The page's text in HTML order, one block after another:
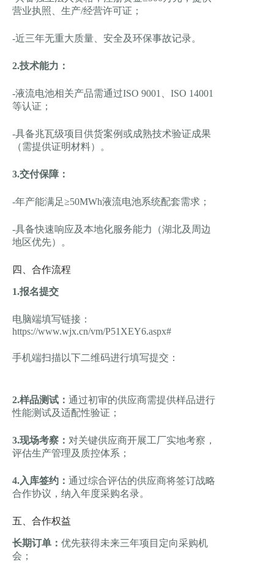
营业执照、生产/经营许可证；
-近三年无重大质量、安全及环保事故记录。
2.技术能力：
-液流电池相关产品需通过ISO 9001、ISO 14001
等认证；
-具备兆瓦级项目供货案例或成熟技术验证成果
（需提供证明材料）。
3.交付保障：
-年产能满足≥50MWh液流电池系统配套需求；
-具备快速响应及本地化服务能力（湖北及周边
地区优先）。
四、合作流程
1.报名提交
电脑端填写链接：
https://www.wjx.cn/vm/P51XEY6.aspx#
手机端扫描以下二维码进行填写提交：
2.样品测试： 通过初审的供应商需提供样品进行
性能测试及适配性验证；
3.现场考察： 对关键供应商开展工厂实地考察，
评估生产管理及质控体系；
4.入库签约： 通过综合评估的供应商将签订战略
合作协议，纳入年度采购名录。
五、合作权益
长期订单： 优先获得未来三年项目定向采购机
会；